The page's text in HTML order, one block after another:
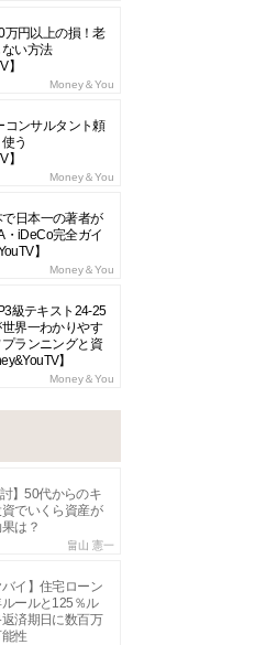
万円以上の損！老
い方法
】
Money＆You
コンサルタント頼
う
】
Money＆You
で日本一の著者が
・iDeCo完全ガイ
】
Money＆You
級テキスト24-25
界一わかりやす
ランニングと資
】
Money＆You
】50代からのキ
でいくら資産が
は？
畠山 憲一
バイ】住宅ローン
ールと125％ル
済期日に数百万
性